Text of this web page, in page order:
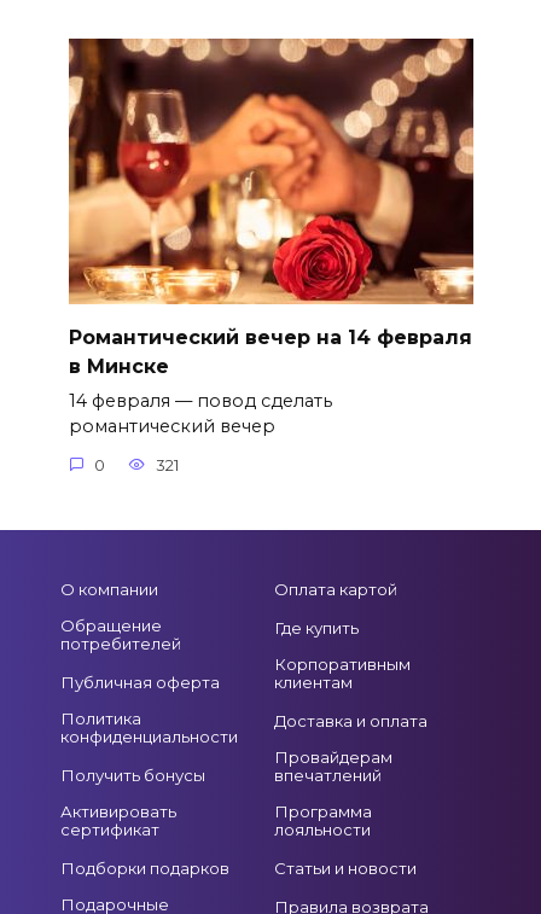
Романтический вечер на 14 февраля
в Минске
14 февраля — повод сделать
романтический вечер
0 321
О компании
Обращение
потребителей
Публичная оферта
Политика
конфиденциальности
Получить бонусы
Активировать
сертификат
Подборки подарков
Подарочные
Оплата картой
Где купить
Корпоративным
клиентам
Доставка и оплата
Провайдерам
впечатлений
Программа
лояльности
Статьи и новости
Правила возврата